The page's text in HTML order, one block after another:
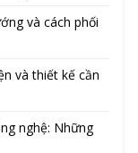
và cách phối
và thiết kế cần
nghệ: Những